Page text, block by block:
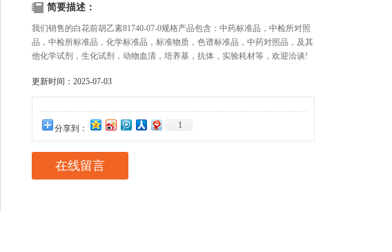
简要描述：
我们销售的白花前胡乙素81740-07-0规格产品包含：中药标准品，中检所对照
品，中检所标准品，化学标准品，标准物质，色谱标准品，中药对照品，及其
他化学试剂，生化试剂，动物血清，培养基，抗体，实验耗材等，欢迎洽谈!
更新时间：2025-07-03
分享到： 1
在线留言